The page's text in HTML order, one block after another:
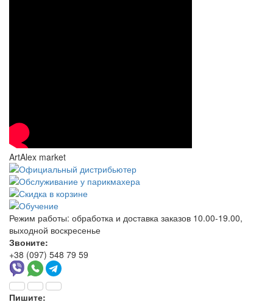
ArtAlex market
Режим работы: обработка и доставка заказов 10.00-19.00,
выходной воскресенье
Звоните:
+38 (097) 548 79 59
Пишите: